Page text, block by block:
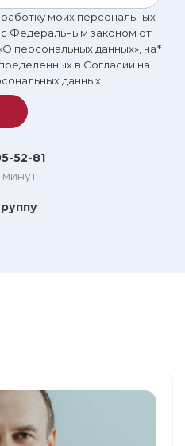
моих персональных
с Федеральным законом от
персональных данных», на
в Согласии на
данных
*
52-81